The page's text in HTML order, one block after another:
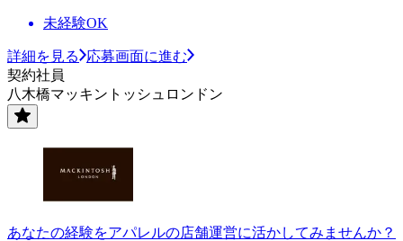
未経験OK
詳細を見る
応募画面に進む
契約社員
八木橋マッキントッシュロンドン
あなたの経験をアパレルの店舗運営に活かしてみませんか？